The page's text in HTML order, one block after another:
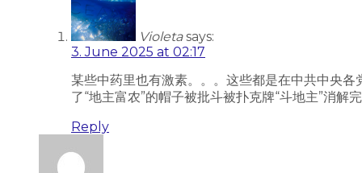
Violeta says:
3. June 2025 at 02:17
某些中药里也有激素。。。这些都是在中共中央
了“地主富农”的帽子被批斗被扑克牌“斗地主”消
Reply